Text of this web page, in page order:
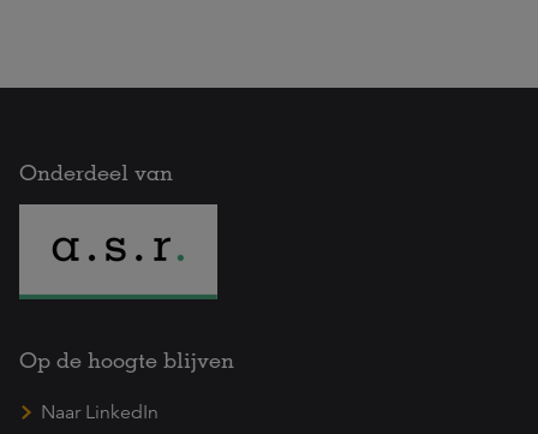
Onderdeel van
Op de hoogte blijven
Naar LinkedIn